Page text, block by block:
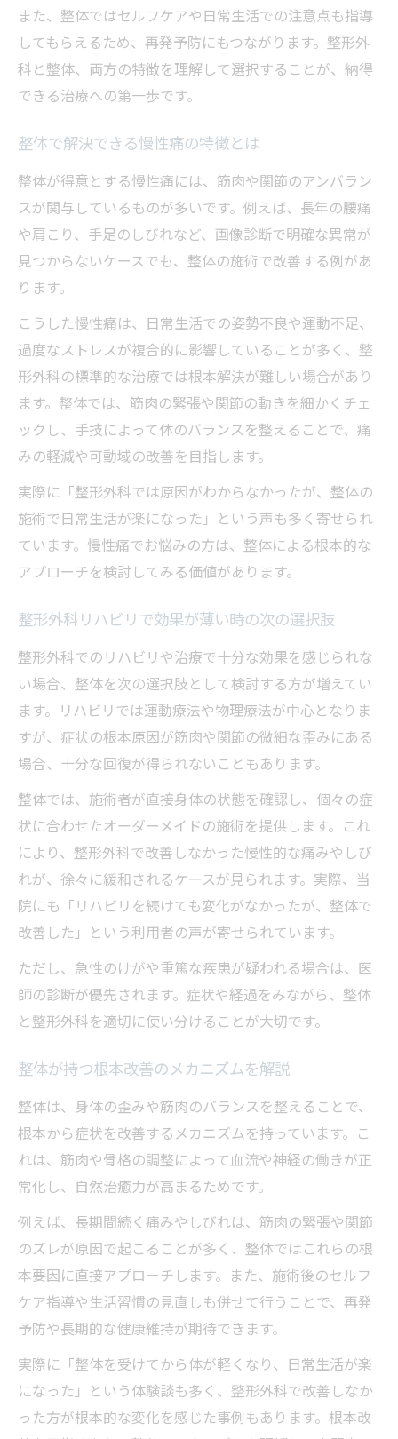
また、整体ではセルフケアや日常生活での注意点も指導
してもらえるため、再発予防にもつながります。整形外
科と整体、両方の特徴を理解して選択することが、納得
できる治療への第一歩です。
整体で解決できる慢性痛の特徴とは
整体が得意とする慢性痛には、筋肉や関節のアンバラン
スが関与しているものが多いです。例えば、長年の腰痛
や肩こり、手足のしびれなど、画像診断で明確な異常が
見つからないケースでも、整体の施術で改善する例があ
ります。
こうした慢性痛は、日常生活での姿勢不良や運動不足、
過度なストレスが複合的に影響していることが多く、整
形外科の標準的な治療では根本解決が難しい場合があり
ます。整体では、筋肉の緊張や関節の動きを細かくチェ
ックし、手技によって体のバランスを整えることで、痛
みの軽減や可動域の改善を目指します。
実際に「整形外科では原因がわからなかったが、整体の
施術で日常生活が楽になった」という声も多く寄せられ
ています。慢性痛でお悩みの方は、整体による根本的な
アプローチを検討してみる価値があります。
整形外科リハビリで効果が薄い時の次の選択肢
整形外科でのリハビリや治療で十分な効果を感じられな
い場合、整体を次の選択肢として検討する方が増えてい
ます。リハビリでは運動療法や物理療法が中心となりま
すが、症状の根本原因が筋肉や関節の微細な歪みにある
場合、十分な回復が得られないこともあります。
整体では、施術者が直接身体の状態を確認し、個々の症
状に合わせたオーダーメイドの施術を提供します。これ
により、整形外科で改善しなかった慢性的な痛みやしび
れが、徐々に緩和されるケースが見られます。実際、当
院にも「リハビリを続けても変化がなかったが、整体で
改善した」という利用者の声が寄せられています。
ただし、急性のけがや重篤な疾患が疑われる場合は、医
師の診断が優先されます。症状や経過をみながら、整体
と整形外科を適切に使い分けることが大切です。
整体が持つ根本改善のメカニズムを解説
整体は、身体の歪みや筋肉のバランスを整えることで、
根本から症状を改善するメカニズムを持っています。こ
れは、筋肉や骨格の調整によって血流や神経の働きが正
常化し、自然治癒力が高まるためです。
例えば、長期間続く痛みやしびれは、筋肉の緊張や関節
のズレが原因で起こることが多く、整体ではこれらの根
本要因に直接アプローチします。また、施術後のセルフ
ケア指導や生活習慣の見直しも併せて行うことで、再発
予防や長期的な健康維持が期待できます。
実際に「整体を受けてから体が軽くなり、日常生活が楽
になった」という体験談も多く、整形外科で改善しなか
った方が根本的な変化を感じた事例もあります。根本改